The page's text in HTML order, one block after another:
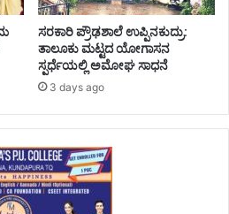
ಸರಕಾರಿ ಪ್ರೌಢಶಾಲೆ ಉಪ್ಪಿನಕುದ್ರು:
ತಾಲೂಕು ಮಟ್ಟದ ಯೋಗಾಸನ
ಸ್ಪರ್ಧೆಯಲ್ಲಿ ಅಮೋಘ ಸಾಧನೆ
3 days ago